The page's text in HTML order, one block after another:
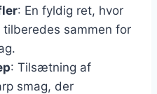
: En fyldig ret, hvor
sammen for
: Tilsætning af
smag, der